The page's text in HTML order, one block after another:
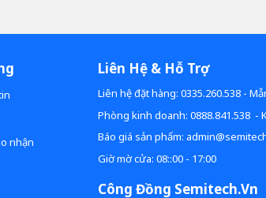
nhận
Liên Hệ & Hỗ Trợ
Liên hệ đặt hàng: 0335.260.538 -
Phòng kinh doanh: 0888.841.538 -
Báo giá sản phẩm:
Giờ mờ cửa: 08::00 - 17:00
Công Đồng Semitech.vn